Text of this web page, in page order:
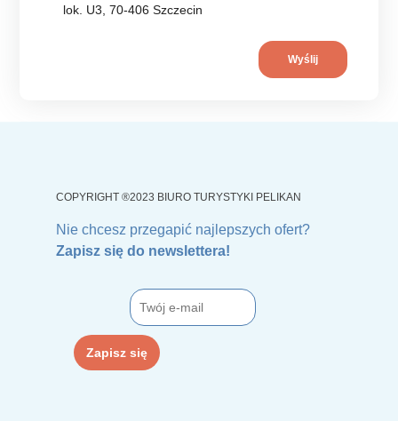
lok. U3, 70-406 Szczecin
Nie chcesz przegapić najlepszych ofert?
Zapisz się do newslettera!
COPYRIGHT ®2023 BIURO TURYSTYKI PELIKAN